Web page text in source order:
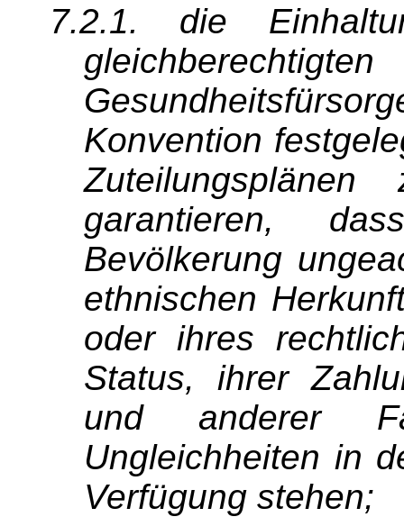
7.2.1. die
Konvention
garantieren,
Bevölkerung
ethnischen
oder ihres
Status, ihrer
und anderer
Ungleichheiten in
Verfügung stehen;